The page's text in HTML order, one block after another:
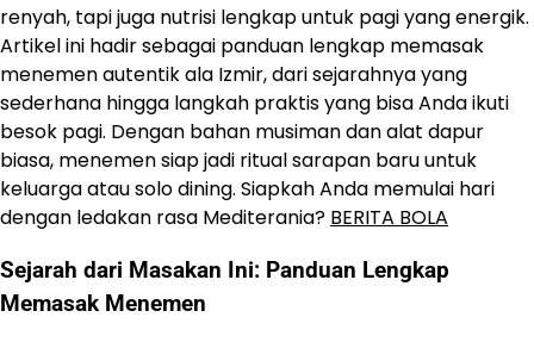
renyah, tapi juga nutrisi lengkap untuk pagi yang energik.
Artikel ini hadir sebagai panduan lengkap memasak
menemen autentik ala Izmir, dari sejarahnya yang
sederhana hingga langkah praktis yang bisa Anda ikuti
besok pagi. Dengan bahan musiman dan alat dapur
biasa, menemen siap jadi ritual sarapan baru untuk
keluarga atau solo dining. Siapkah Anda memulai hari
dengan ledakan rasa Mediterania? BERITA BOLA
Sejarah dari Masakan Ini: Panduan Lengkap
Memasak Menemen